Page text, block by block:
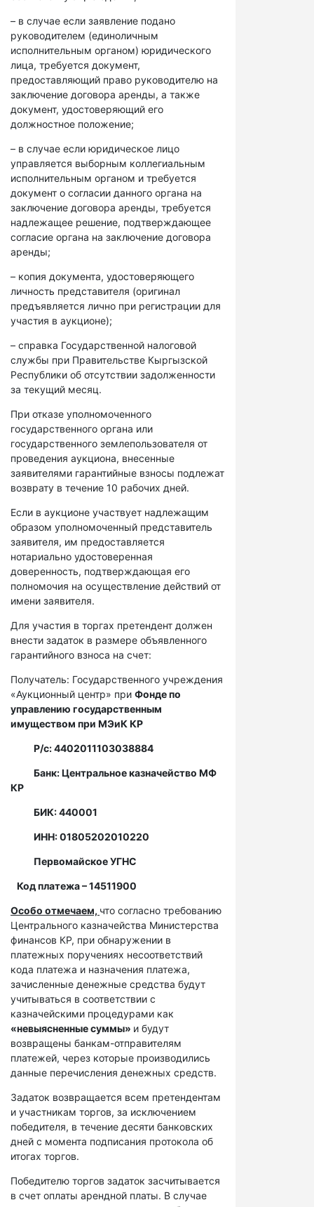
– в случае если заявление подано
руководителем (единоличным
исполнительным органом) юридического
лица, требуется документ,
предоставляющий право руководителю на
заключение договора аренды, а также
документ, удостоверяющий его
должностное положение;
– в случае если юридическое лицо
управляется выборным коллегиальным
исполнительным органом и требуется
документ о согласии данного органа на
заключение договора аренды, требуется
надлежащее решение, подтверждающее
согласие органа на заключение договора
аренды;
– копия документа, удостоверяющего
личность представителя (оригинал
предъявляется лично при регистрации для
участия в аукционе);
– справка Государственной налоговой
службы при Правительстве Кыргызской
Республики об отсутствии задолженности
за текущий месяц.
При отказе уполномоченного
государственного органа или
государственного землепользователя от
проведения аукциона, внесенные
заявителями гарантийные взносы подлежат
возврату в течение 10 рабочих дней.
Если в аукционе участвует надлежащим
образом уполномоченный представитель
заявителя, им предоставляется
нотариально удостоверенная
доверенность, подтверждающая его
полномочия на осуществление действий от
имени заявителя.
Для участия в торгах претендент должен
внести задаток в размере объявленного
гарантийного взноса на счет:
Получатель: Государственного учреждения
«Аукционный центр» при Фонде по
управлению государственным
имуществом при МЭиК КР
Р/с: 4402011103038884
Банк: Центральное казначейство МФ
КР
БИК: 440001
ИНН: 01805202010220
Первомайское УГНС
Код платежа – 14511900
Особо отмечаем, что согласно требованию
Центрального казначейства Министерства
финансов КР, при обнаружении в
платежных поручениях несоответствий
кода платежа и назначения платежа,
зачисленные денежные средства будут
учитываться в соответствии с
казначейскими процедурами как
«невыясненные суммы» и будут
возвращены банкам-отправителям
платежей, через которые производились
данные перечисления денежных средств.
Задаток возвращается всем претендентам
и участникам торгов, за исключением
победителя, в течение десяти банковских
дней с момента подписания протокола об
итогах торгов.
Победителю торгов задаток засчитывается
в счет оплаты арендной платы. В случае